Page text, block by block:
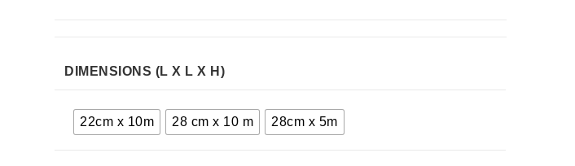
DIMENSIONS (L X L X H)
22cm x 10m 28 cm x 10 m 28cm x 5m